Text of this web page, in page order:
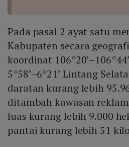
Pada pasal 2 ayat satu
Kabupaten secara
koordinat
5°58’–6°21’ Lintang
daratan kurang lebih
ditambah kawasan
luas kurang lebih 9.000
pantai kurang lebih 51